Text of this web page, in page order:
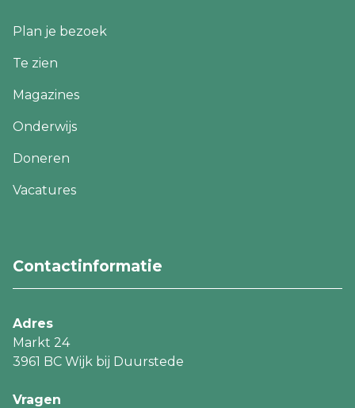
Footer
navigatie
Plan je bezoek
Te zien
Magazines
Onderwijs
Doneren
Vacatures
Contactinformatie
Adres
Markt 24
3961 BC Wijk bij Duurstede
Vragen